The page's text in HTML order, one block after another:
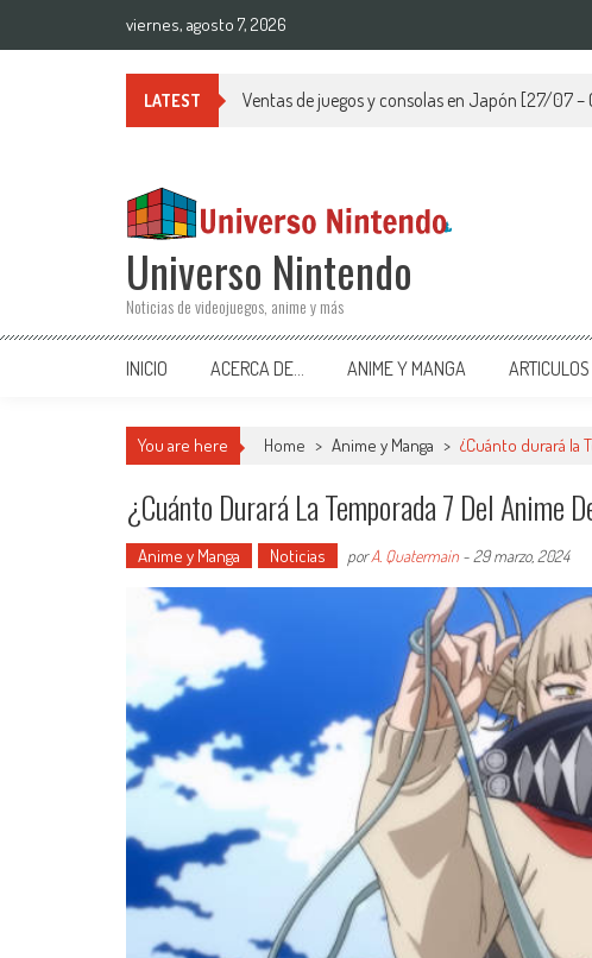
viernes, agosto 7, 2026
LATEST Ventas de juegos y consolas en Japón [27/07
Universo Nintendo
Noticias de videojuegos, anime y más
INICIO ACERCA DE… ANIME Y MANGA ARTICULOS
You are here Home > Anime y Manga > ¿Cuánto durará la
¿Cuánto Durará La Temporada 7 Del Anime
Anime y Manga Noticias porA. Quatermain - 29 marzo, 2024